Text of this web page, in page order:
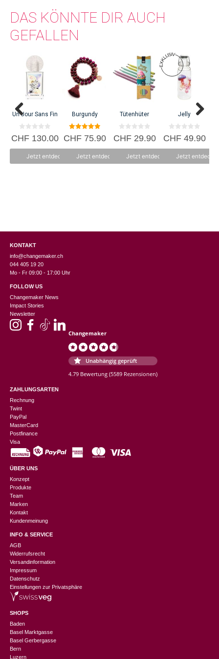
DAS KÖNNTE DIR AUCH
GEFALLEN
Un Jour Sans Fin
0
v
CHF130.00
Jetzt entdecken
Burgundy
5.00
von 5
CHF75.90
Jetzt entdecken
Tütenhüter
0
v
CHF29.90
Jetzt entdecken
Jelly
0
v
CHF49.90
Jetzt
KONTAKT
info@changemaker.ch
044 405 19 20
Mo - Fr 09:00 - 17:00 Uhr
FOLLOW US
Changemaker News
Impact Stories
Newsletter
Changemaker
Unabhängig geprüft
4.79 Bewertung (5589 Rezensionen)
ZAHLUNGSARTEN
Rechnung
Twint
PayPal
MasterCard
Postfinance
Visa
ÜBER UNS
Konzept
Produkte
Team
Marken
Kontakt
Kundenmeinung
INFO & SERVICE
AGB
Widerrufsrecht
Versandinformation
Impressum
Datenschutz
Einstellungen zur Privatsphäre
SHOPS
Baden
Basel Marktgasse
Basel Gerbergasse
Bern
Luzern